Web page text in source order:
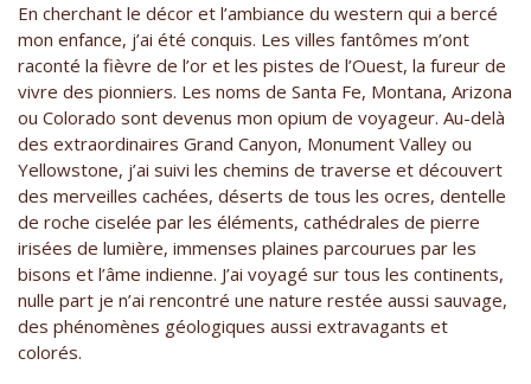
En cherchant le décor et l’ambiance du western qui a bercé
mon enfance, j’ai été conquis. Les villes fantômes m’ont
raconté la fièvre de l’or et les pistes de l’Ouest, la fureur de
vivre des pionniers. Les noms de Santa Fe, Montana, Arizona
ou Colorado sont devenus mon opium de voyageur. Au-delà
des extraordinaires Grand Canyon, Monument Valley ou
Yellowstone, j’ai suivi les chemins de traverse et découvert
des merveilles cachées, déserts de tous les ocres, dentelle
de roche ciselée par les éléments, cathédrales de pierre
irisées de lumière, immenses plaines parcourues par les
bisons et l’âme indienne. J’ai voyagé sur tous les continents,
nulle part je n’ai rencontré une nature restée aussi sauvage,
des phénomènes géologiques aussi extravagants et
colorés.